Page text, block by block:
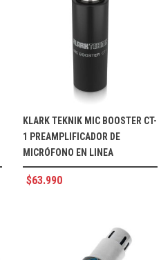
KLARK TEKNIK MIC BOOSTER CT-
1 PREAMPLIFICADOR DE
MICRÓFONO EN LINEA
$63.990